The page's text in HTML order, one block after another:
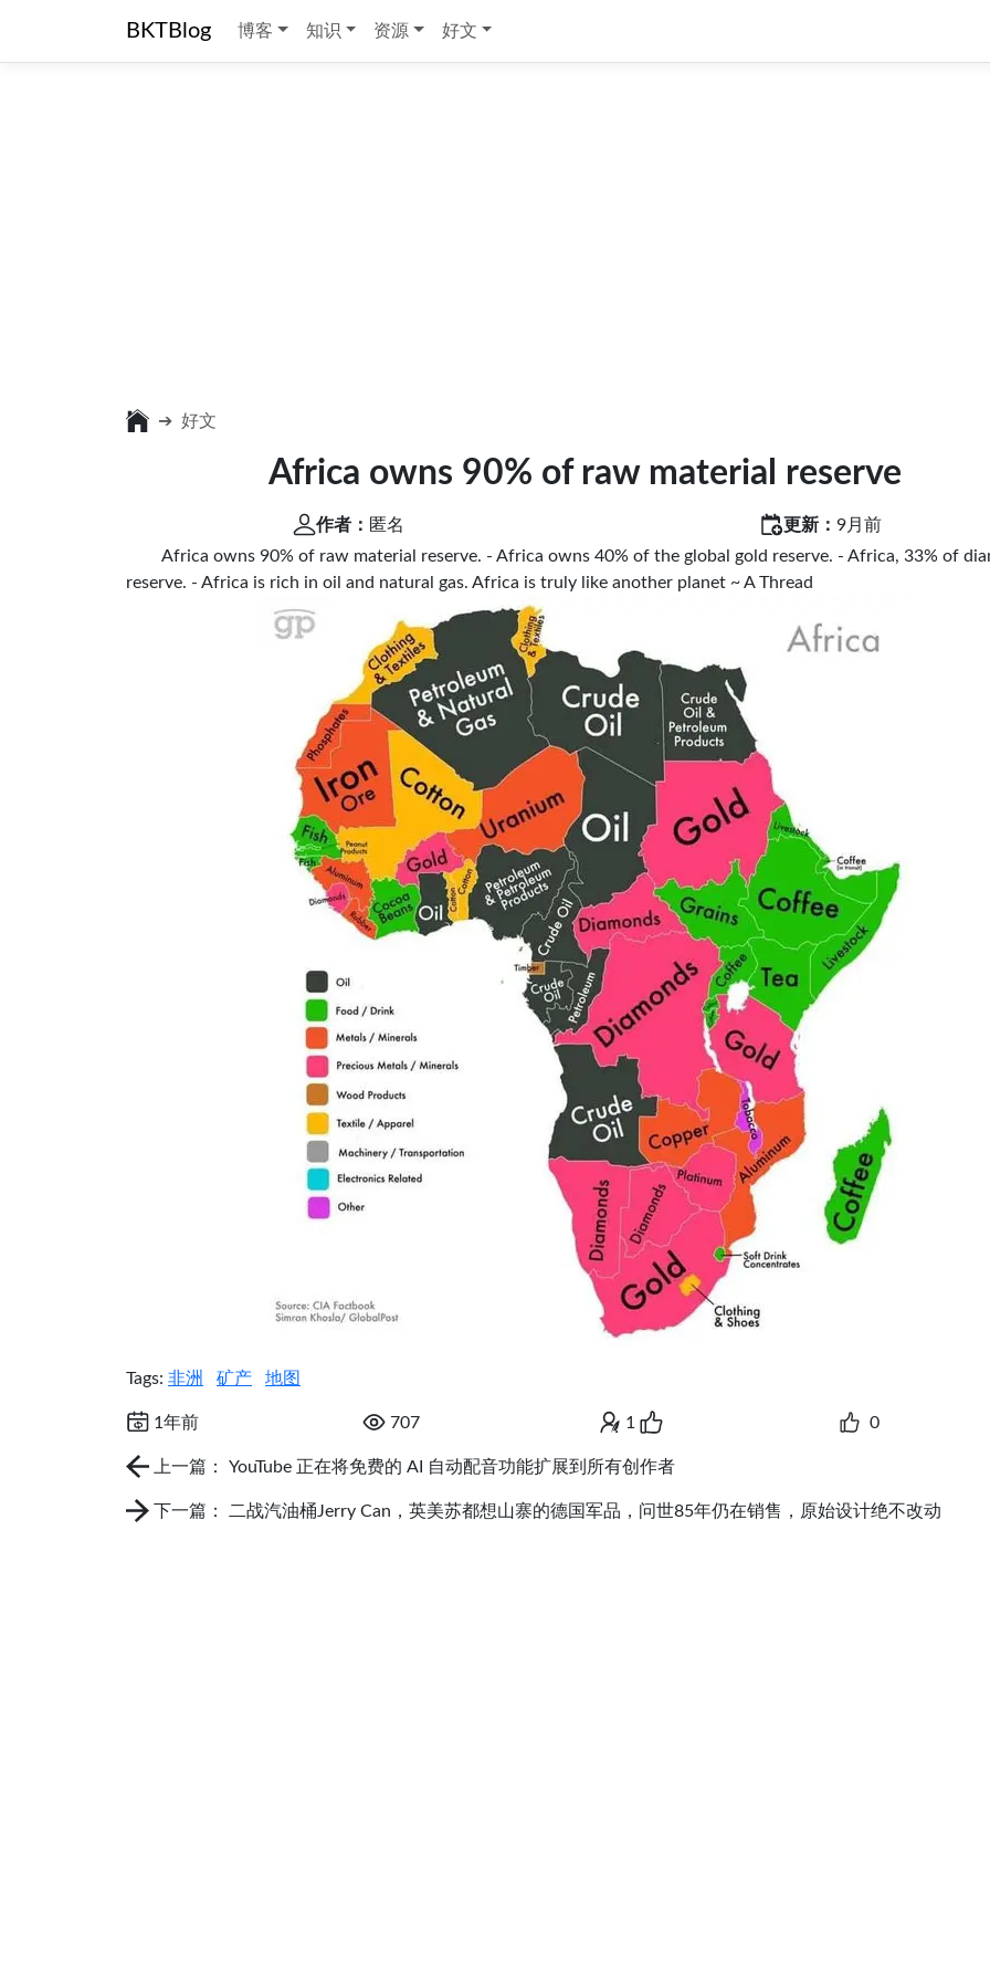
BKTBlog 博客 知识 资源 好文
好文
Africa owns 90% of raw material reserve
作者： 匿名 更新： 9月前
Africa owns 90% of raw material reserve. - Africa owns 40% of the global gold reserve. - Africa, 33% of
reserve. - Africa is rich in oil and natural gas. Africa is truly like another planet ~ A Thread
Tags: 非洲 矿产 地图
1年前 707 1 0
上一篇： YouTube 正在将免费的 AI 自动配音功能扩展到所有创作者
下一篇： 二战汽油桶Jerry Can，英美苏都想山寨的德国军品，问世85年仍在销售，原始设计绝不改动